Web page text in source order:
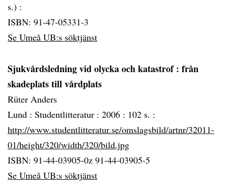
s.) :
ISBN: 91-47-05331-3
Se Umeå UB:s söktjänst
Sjukvårdsledning vid olycka och katastrof: från
skadeplats till vårdplats
Rüter Anders
Lund : Studentlitteratur : 2006 : 102 s. :
http://www.studentlitteratur.se/omslagsbild/artnr/32011-
01/height/320/width/320/bild.jpg
ISBN: 91-44-03905-0z 91-44-03905-5
Se Umeå UB:s söktjänst